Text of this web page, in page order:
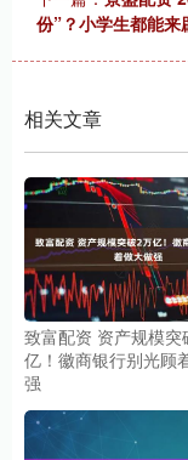
份”？小学生都能来
相关文章
致富配资 资产规模突
亿！徽商银行别光顾
强